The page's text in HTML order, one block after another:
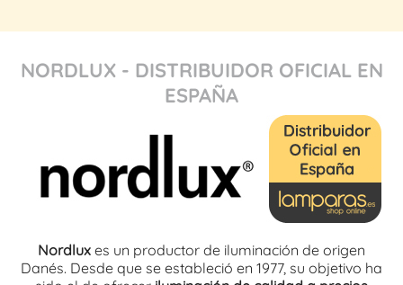
NORDLUX - DISTRIBUIDOR OFICIAL EN
ESPAÑA
Nordlux es un productor de iluminación de origen
Danés. Desde que se estableció en 1977, su objetivo ha